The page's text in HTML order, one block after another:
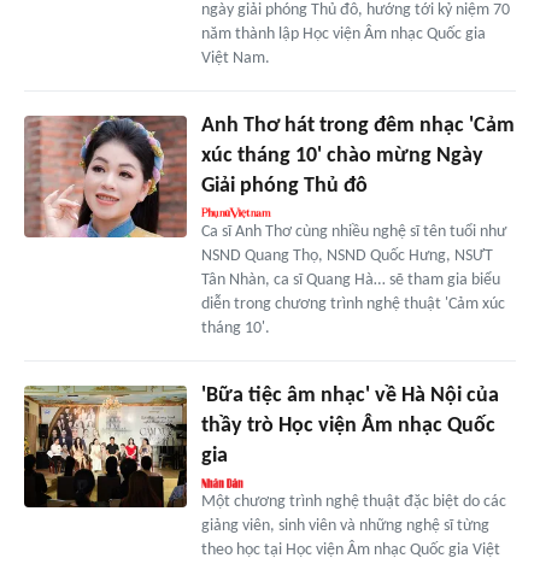
ngày giải phóng Thủ đô, hướng tới kỷ niệm 70
năm thành lập Học viện Âm nhạc Quốc gia
Việt Nam.
Anh Thơ hát trong đêm nhạc 'Cảm
xúc tháng 10' chào mừng Ngày
Giải phóng Thủ đô
Ca sĩ Anh Thơ cùng nhiều nghệ sĩ tên tuổi như
NSND Quang Thọ, NSND Quốc Hưng, NSƯT
Tân Nhàn, ca sĩ Quang Hà… sẽ tham gia biểu
diễn trong chương trình nghệ thuật 'Cảm xúc
tháng 10'.
'Bữa tiệc âm nhạc' về Hà Nội của
thầy trò Học viện Âm nhạc Quốc
gia
Một chương trình nghệ thuật đặc biệt do các
giảng viên, sinh viên và những nghệ sĩ từng
theo học tại Học viện Âm nhạc Quốc gia Việt